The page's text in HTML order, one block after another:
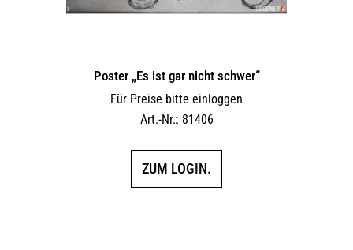
Poster „Es ist gar nicht schwer“
Für Preise bitte einloggen
Art.-Nr.: 81406
ZUM LOGIN.